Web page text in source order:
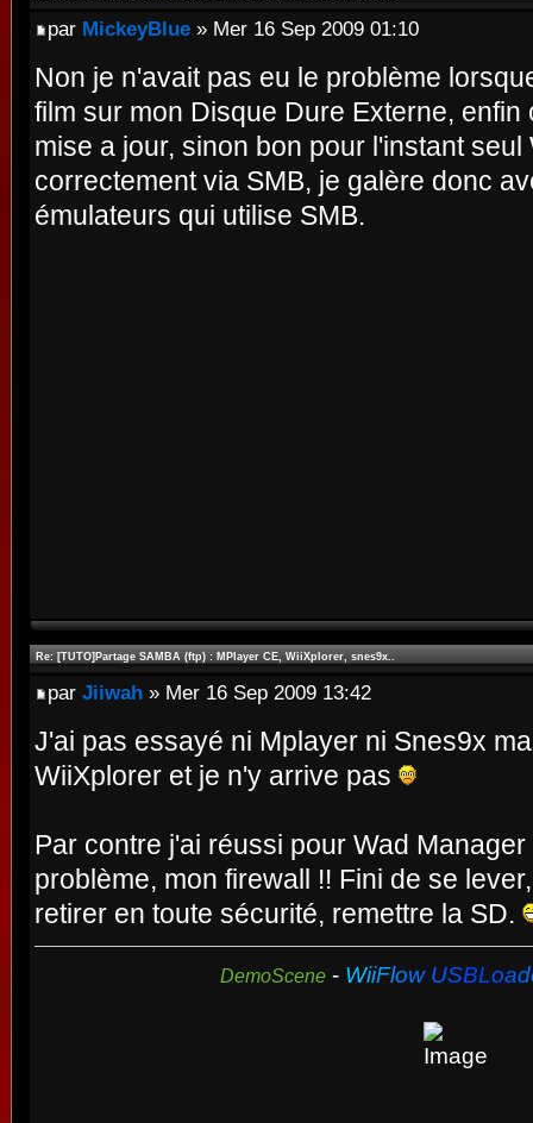
par MickeyBlue » Mer 16 Sep 2009 01:10
Non je n'avait pas eu le problème
film sur mon Disque Dure Externe,
mise a jour, sinon bon pour l'instant
correctement via SMB, je galère donc
émulateurs qui utilise SMB.
Re: [TUTO]Partage SAMBA (ftp) : MPlayer CE, WiiXplorer, snes9x..
par Jiiwah » Mer 16 Sep 2009 13:42
J'ai pas essayé ni Mplayer ni Snes9x
WiiXplorer et je n'y arrive pas
Par contre j'ai réussi pour Wad
problème, mon firewall !! Fini de se
retirer en toute sécurité, remettre la SD.
DemoScene - WiiFlow USBLoad